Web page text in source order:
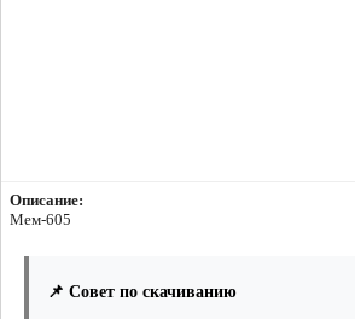
Описание:
Мем-605
📌 Совет по скачиванию